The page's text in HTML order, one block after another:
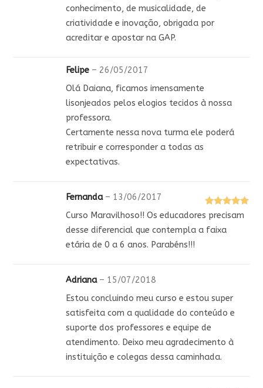
conhecimento, de musicalidade, de
criatividade e inovação, obrigada por
acreditar e apostar na GAP.
Felipe – 26/05/2017
Olá Daiana, ficamos imensamente
lisonjeados pelos elogios tecidos à nossa
professora.
Certamente nessa nova turma ele poderá
retribuir e corresponder a todas as
expectativas.
Avaliação5
de 5
Fernanda – 13/06/2017
Curso Maravilhoso!! Os educadores precisam
desse diferencial que contempla a faixa
etária de 0 a 6 anos. Parabéns!!!
Adriana – 15/07/2018
Estou concluindo meu curso e estou super
satisfeita com a qualidade do conteúdo e
suporte dos professores e equipe de
atendimento. Deixo meu agradecimento à
instituição e colegas dessa caminhada.